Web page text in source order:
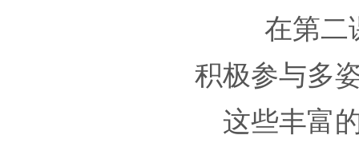
在第二
积极参与多
这些丰富